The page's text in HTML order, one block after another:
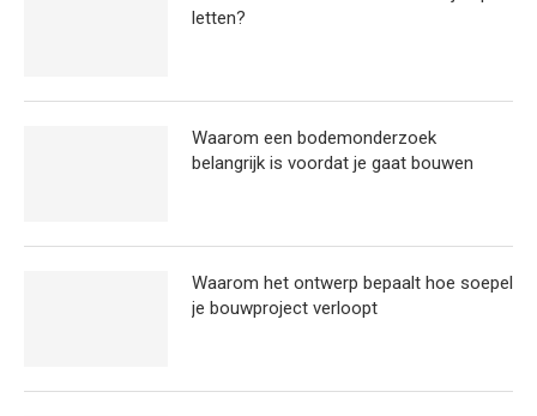
letten?
Waarom een bodemonderzoek
belangrijk is voordat je gaat bouwen
Waarom het ontwerp bepaalt hoe soepel
je bouwproject verloopt